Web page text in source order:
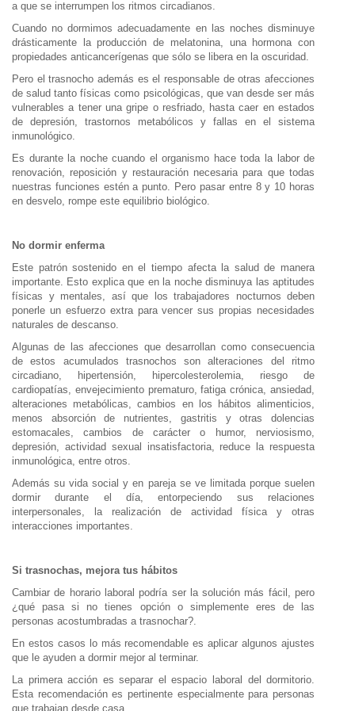
a que se interrumpen los ritmos circadianos.
Cuando no dormimos adecuadamente en las noches disminuye
drásticamente la producción de melatonina, una hormona con
propiedades anticancerígenas que sólo se libera en la oscuridad.
Pero el trasnocho además es el responsable de otras afecciones
de salud tanto físicas como psicológicas, que van desde ser más
vulnerables a tener una gripe o resfriado, hasta caer en estados
de depresión, trastornos metabólicos y fallas en el sistema
inmunológico.
Es durante la noche cuando el organismo hace toda la labor de
renovación, reposición y restauración necesaria para que todas
nuestras funciones estén a punto. Pero pasar entre 8 y 10 horas
en desvelo, rompe este equilibrio biológico.
No dormir enferma
Este patrón sostenido en el tiempo afecta la salud de manera
importante. Esto explica que en la noche disminuya las aptitudes
físicas y mentales, así que los trabajadores nocturnos deben
ponerle un esfuerzo extra para vencer sus propias necesidades
naturales de descanso.
Algunas de las afecciones que desarrollan como consecuencia
de estos acumulados trasnochos son alteraciones del ritmo
circadiano, hipertensión, hipercolesterolemia, riesgo de
cardiopatías, envejecimiento prematuro, fatiga crónica, ansiedad,
alteraciones metabólicas, cambios en los hábitos alimenticios,
menos absorción de nutrientes, gastritis y otras dolencias
estomacales, cambios de carácter o humor, nerviosismo,
depresión, actividad sexual insatisfactoria, reduce la respuesta
inmunológica, entre otros.
Además su vida social y en pareja se ve limitada porque suelen
dormir durante el día, entorpeciendo sus relaciones
interpersonales, la realización de actividad física y otras
interacciones importantes.
Si trasnochas, mejora tus hábitos
Cambiar de horario laboral podría ser la solución más fácil, pero
¿qué pasa si no tienes opción o simplemente eres de las
personas acostumbradas a trasnochar?.
En estos casos lo más recomendable es aplicar algunos ajustes
que le ayuden a dormir mejor al terminar.
La primera acción es separar el espacio laboral del dormitorio.
Esta recomendación es pertinente especialmente para personas
que trabajan desde casa.